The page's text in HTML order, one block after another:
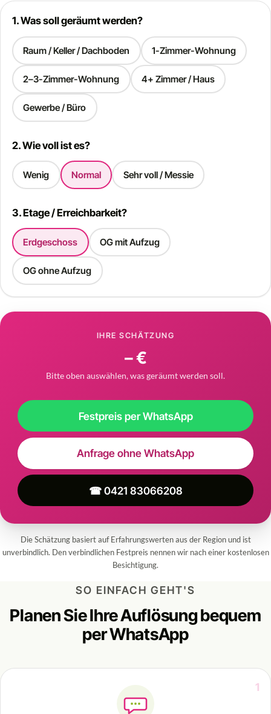
1. Was soll geräumt werden?
Raum / Keller / Dachboden 1-Zimmer-Wohnung
2–3-Zimmer-Wohnung 4+ Zimmer / Haus
Gewerbe / Büro
2. Wie voll ist es?
Wenig Normal Sehr voll / Messie
3. Etage / Erreichbarkeit?
Erdgeschoss OG mit Aufzug
OG ohne Aufzug
IHRE SCHÄTZUNG
– €
Bitte oben auswählen, was geräumt werden soll.
Festpreis per WhatsApp
Anfrage ohne WhatsApp
☎ 0421 83066208
Die Schätzung basiert auf Erfahrungswerten aus der Region und ist
unverbindlich. Den verbindlichen Festpreis nennen wir nach einer kostenlosen
Besichtigung.
SO EINFACH GEHT'S
Planen Sie Ihre Auflösung bequem
per WhatsApp
1